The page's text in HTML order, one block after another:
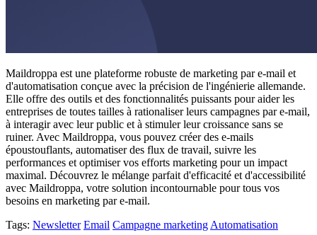
Maildroppa est une plateforme robuste de marketing par e-mail et
d'automatisation conçue avec la précision de l'ingénierie allemande.
Elle offre des outils et des fonctionnalités puissants pour aider les
entreprises de toutes tailles à rationaliser leurs campagnes par e-mail,
à interagir avec leur public et à stimuler leur croissance sans se
ruiner. Avec Maildroppa, vous pouvez créer des e-mails
époustouflants, automatiser des flux de travail, suivre les
performances et optimiser vos efforts marketing pour un impact
maximal. Découvrez le mélange parfait d'efficacité et d'accessibilité
avec Maildroppa, votre solution incontournable pour tous vos
besoins en marketing par e-mail.
Tags: Newsletter Email Campagne marketing Automatisation